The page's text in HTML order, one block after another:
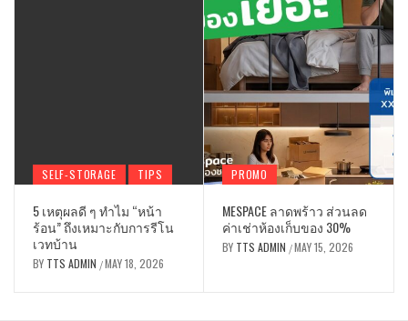
SELF-STORAGE TIPS
5 เหตุผลดี ๆ ทำไม “หน้า
ร้อน” ถึงเหมาะกับการรีโน
เวทบ้าน
BY TTS ADMIN /MAY 18, 2026
PROMO
MESPACE ลาดพร้าว ส่วนลด
ค่าเช่าห้องเก็บของ 30%
BY TTS ADMIN /MAY 15, 2026